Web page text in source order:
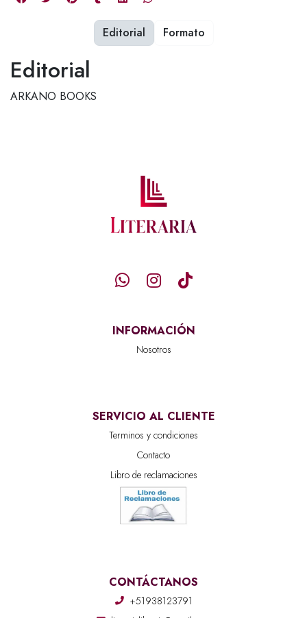
Editorial
ARKANO BOOKS
Editorial Formato
INFORMACIÓN
Nosotros
SERVICIO AL CLIENTE
Terminos y condiciones
Contacto
Libro de reclamaciones
CONTÁCTANOS
+51938123791